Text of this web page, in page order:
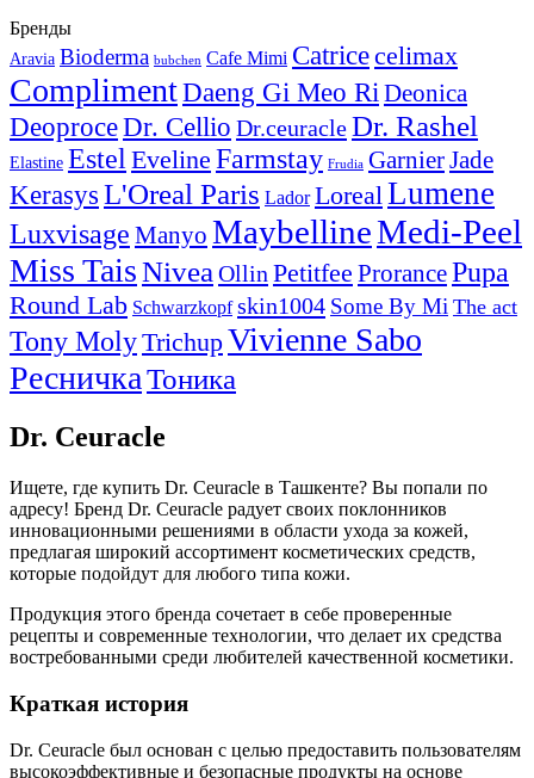
Бренды
Aravia Bioderma bubchen Cafe Mimi Catricecelimax
ComplimentDaeng Gi Meo RiDeonica
DeoproceDr. Cellio Dr.ceuracleDr. Rashel
Elastine EstelEveline Farmstay Frudia GarnierJade
Kerasys L'Oreal Paris Lador LorealLumene
Luxvisage Manyo MaybellineMedi-Peel
Miss TaisNivea Ollin Petitfee ProrancePupa
Round Lab Schwarzkopf skin1004 Some By Mi The act
Tony MolyTrichupVivienne Sabo
РесничкаТоника
Dr. Ceuracle
Ищете, где купить Dr. Ceuracle в Ташкенте? Вы попали по
адресу! Бренд Dr. Ceuracle радует своих поклонников
инновационными решениями в области ухода за кожей,
предлагая широкий ассортимент косметических средств,
которые подойдут для любого типа кожи.
Продукция этого бренда сочетает в себе проверенные
рецепты и современные технологии, что делает их средства
востребованными среди любителей качественной косметики.
Краткая история
Dr. Ceuracle был основан с целью предоставить пользователям
высокоэффективные и безопасные продукты на основе